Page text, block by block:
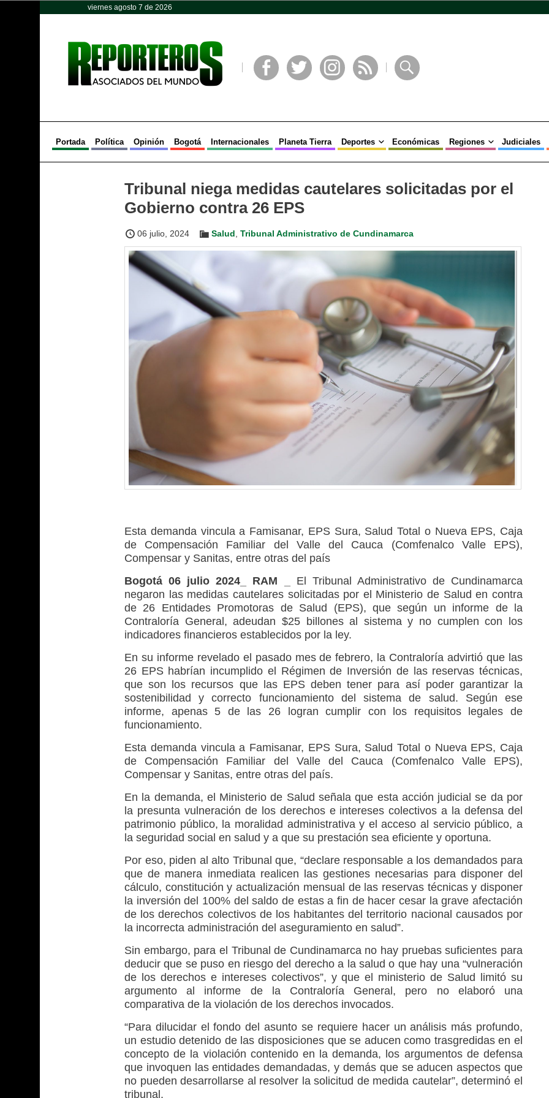
viernes agosto 7 de 2026
Portada Política Opinión Bogotá Internacionales Planeta Tierra Deportes Económicas Regiones Judiciales
Tribunal niega medidas cautelares solicitadas por el
Gobierno contra 26 EPS
06 julio, 2024 Salud Tribunal Administrativo de Cundinamarca
Esta demanda vincula a Famisanar, EPS Sura, Salud Total o Nueva EPS, Caja
de Compensación Familiar del Valle del Cauca (Comfenalco Valle EPS),
Compensar y Sanitas, entre otras del país
Bogotá 06 julio 2024_ RAM _
El Tribunal Administrativo de Cundinamarca
negaron las medidas cautelares solicitadas por el Ministerio de Salud en contra
de 26 Entidades Promotoras de Salud (EPS), que según un informe de la
Contraloría General, adeudan $25 billones al sistema y no cumplen con los
indicadores financieros establecidos por la ley.
En su informe revelado el pasado mes de febrero, la Contraloría advirtió que las
26 EPS habrían incumplido el Régimen de Inversión de las reservas técnicas,
que son los recursos que las EPS deben tener para así poder garantizar la
sostenibilidad y correcto funcionamiento del sistema de salud. Según ese
informe, apenas 5 de las 26 logran cumplir con los requisitos legales de
funcionamiento.
Esta demanda vincula a Famisanar, EPS Sura, Salud Total o Nueva EPS, Caja
de Compensación Familiar del Valle del Cauca (Comfenalco Valle EPS),
Compensar y Sanitas, entre otras del país.
En la demanda, el Ministerio de Salud señala que esta acción judicial se da por
la presunta vulneración de los derechos e intereses colectivos a la defensa del
patrimonio público, la moralidad administrativa y el acceso al servicio público, a
la seguridad social en salud y a que su prestación sea eficiente y oportuna.
Por eso, piden al alto Tribunal que, “declare responsable a los demandados para
que de manera inmediata realicen las gestiones necesarias para disponer del
cálculo, constitución y actualización mensual de las reservas técnicas y disponer
la inversión del 100% del saldo de estas a fin de hacer cesar la grave afectación
de los derechos colectivos de los habitantes del territorio nacional causados por
la incorrecta administración del aseguramiento en salud”.
Sin embargo, para el Tribunal de Cundinamarca no hay pruebas suficientes para
deducir que se puso en riesgo del derecho a la salud o que hay una “vulneración
de los derechos e intereses colectivos”, y que el ministerio de Salud limitó su
argumento al informe de la Contraloría General, pero no elaboró una
comparativa de la violación de los derechos invocados.
“Para dilucidar el fondo del asunto se requiere hacer un análisis más profundo,
un estudio detenido de las disposiciones que se aducen como trasgredidas en el
concepto de la violación contenido en la demanda, los argumentos de defensa
que invoquen las entidades demandadas, y demás que se aducen aspectos que
no pueden desarrollarse al resolver la solicitud de medida cautelar”, determinó el
tribunal.
Opinión Política